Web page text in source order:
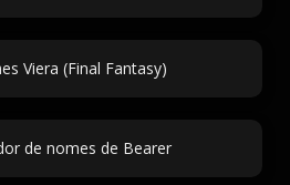
Viera (Final Fantasy)
de nomes de Bearer